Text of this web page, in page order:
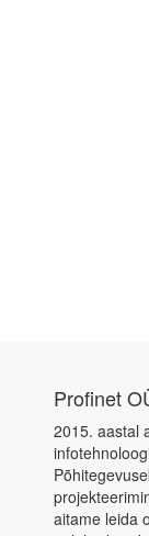
Profinet
2015. aastal
aitame leida